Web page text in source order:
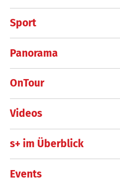
Sport
Panorama
OnTour
Videos
s+ im Überblick
Events